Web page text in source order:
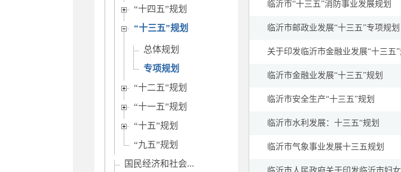
“十四五”规划
“十三五”规划
总体规划
专项规划
“十二五”规划
“十一五”规划
“十五”规划
“九五”规划
国民经济和社会...
临沂市“十三五”消防事业发展规划
临沂市邮政业发展“十三五”专项规划
关于印发临沂市金融业发展“十三五
临沂市金融业发展“十三五”规划
临沂市安全生产“十三五”规划
临沂市水利发展：十三五“规划
临沂市气象事业发展十三五规划